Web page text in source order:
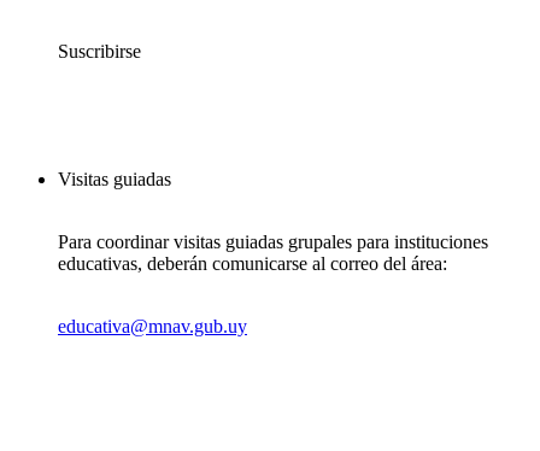
Suscribirse
Visitas guiadas
Para coordinar visitas guiadas grupales para instituciones
educativas, deberán comunicarse al correo del área:
educativa@mnav.gub.uy